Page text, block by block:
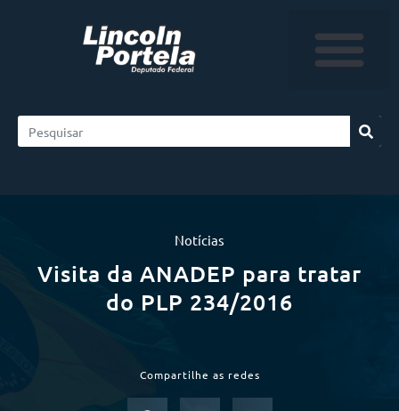
Notícias
Visita da ANADEP para tratar
do PLP 234/2016
Compartilhe as redes